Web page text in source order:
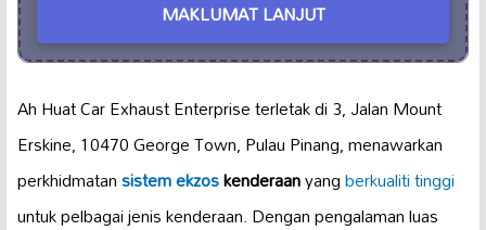
MAKLUMAT LANJUT
Ah Huat Car Exhaust Enterprise terletak di 3, Jalan Mount
Erskine, 10470 George Town, Pulau Pinang, menawarkan
perkhidmatansistem ekzoskenderaanyangberkualiti tinggi
untuk pelbagai jenis kenderaan. Dengan pengalaman luas